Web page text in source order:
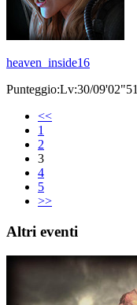
heaven_inside16
Punteggio:Lv:30/09'02"51
<<
1
2
3
4
5
>>
Altri eventi